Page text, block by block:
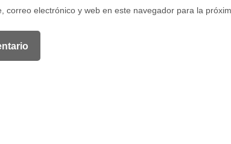
correo electrónico y web en este navegador para la